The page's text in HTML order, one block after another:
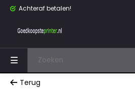
Achteraf betalen!
Terug